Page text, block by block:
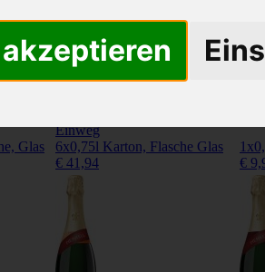
Glas
Einweg
6x0,75l Karton, Flasche Glas
€ 41,94
€